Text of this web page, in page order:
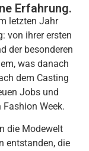
Erfahrung.
letzten Jahr
von ihrer ersten
der besonderen
was danach
dem Casting
Jobs und
Week.
die Modewelt
entstanden, die